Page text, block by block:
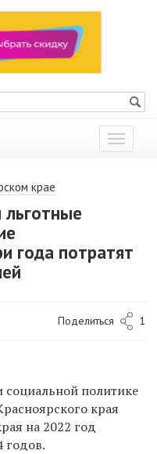
Показать
меню
крае
года потратят
Поделиться 1
социальной политике
края
на 2022 год
годов.